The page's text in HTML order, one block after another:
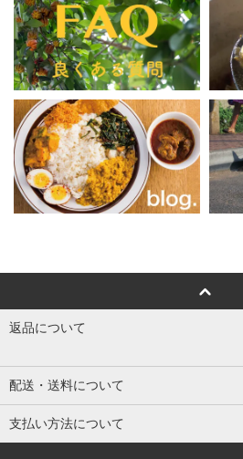
返品について
配送・送料について
支払い方法について